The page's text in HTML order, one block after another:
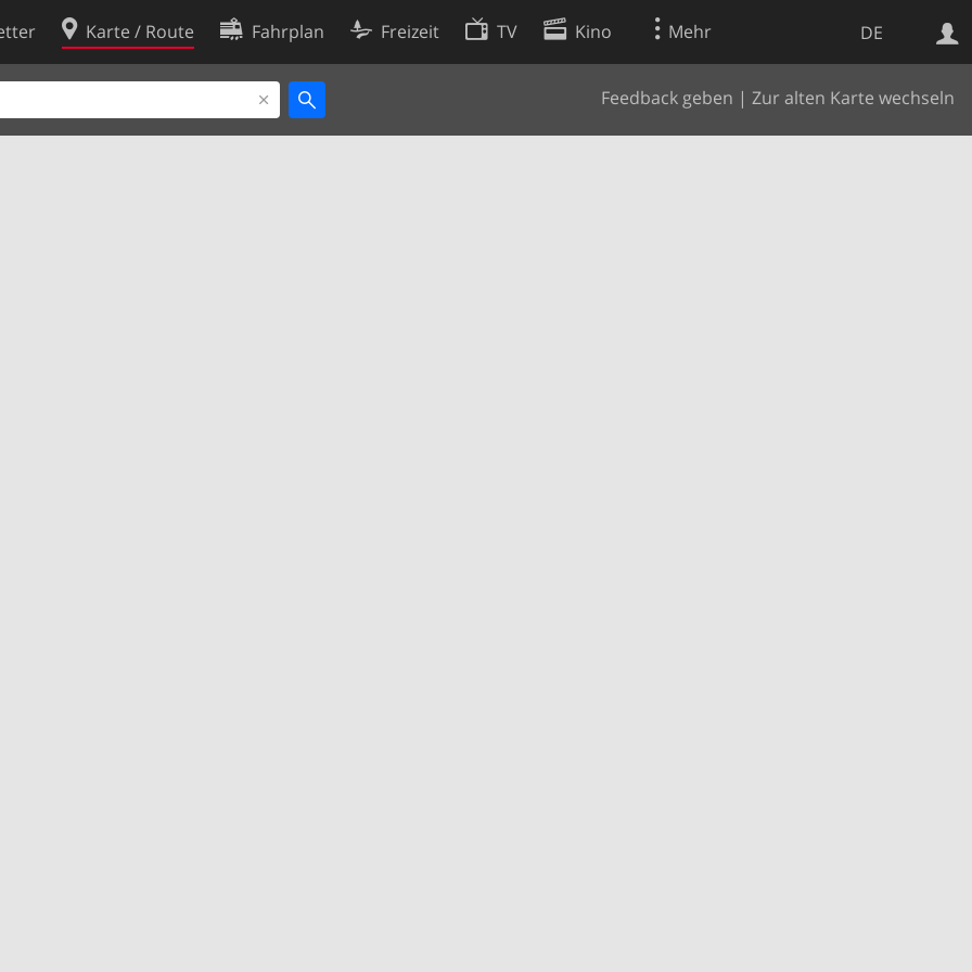
DE
Karte / Route Fahrplan Freizeit TV Kino Mehr
Feedback geben | Zur alten Karte wechseln
Websuche
Cookie-Richtlinie
Cookie-Einstellungen